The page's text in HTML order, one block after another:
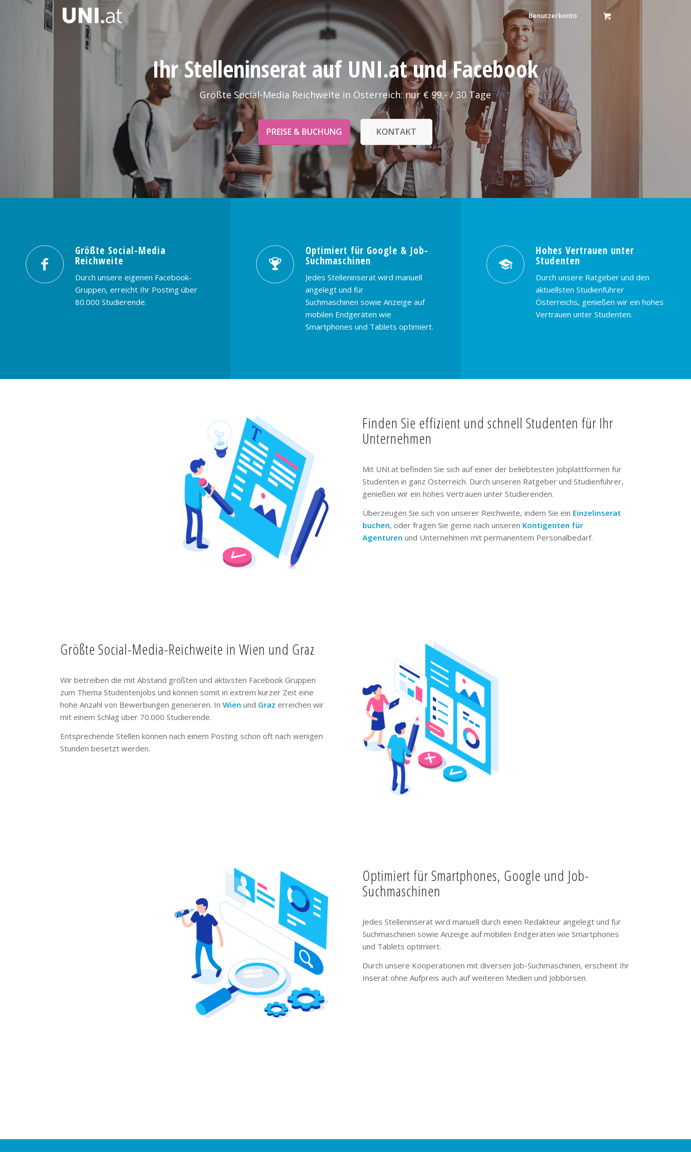
Benutzerkonto
Ihr Stelleninserat auf UNI.at und Facebook
Größte Social-Media Reichweite in Österreich: nur € 99,- / 30 Tage
PREISE & BUCHUNG KONTAKT
Größte Social-Media
Reichweite
Durch unsere eigenen Facebook-
Gruppen, erreicht Ihr Posting über
80.000 Studierende.
Optimiert für Google & Job-
Suchmaschinen
Jedes Stelleninserat wird manuell
angelegt und für
Suchmaschinen sowie Anzeige auf
mobilen Endgeräten wie
Smartphones und Tablets optimiert.
Hohes Vertrauen unter
Studenten
Durch unsere Ratgeber und den
aktuellsten Studienführer
Österreichs, genießen wir ein hohes
Vertrauen unter Studenten.
Finden Sie effizient und schnell Studenten für Ihr
Unternehmen
Mit UNI.at befinden Sie sich auf einer der beliebtesten Jobplattformen für
Studenten in ganz Österreich. Durch unseren Ratgeber und Studienführer,
genießen wir ein hohes Vertrauen unter Studierenden.
Überzeugen Sie sich von unserer Reichweite, indem Sie ein Einzelinserat
buchen, oder fragen Sie gerne nach unseren Kontigenten für
Agenturen und Unternehmen mit permanentem Personalbedarf.
Größte Social-Media-Reichweite in Wien und Graz
Wir betreiben die mit Abstand größten und aktivsten Facebook Gruppen
zum Thema Studentenjobs und können somit in extrem kurzer Zeit eine
hohe Anzahl von Bewerbungen generieren. InWien und Graz erreichen wir
mit einem Schlag über 70.000 Studierende.
Entsprechende Stellen können nach einem Posting schon oft nach wenigen
Stunden besetzt werden.
Optimiert für Smartphones, Google und Job-
Suchmaschinen
Jedes Stelleninserat wird manuell durch einen Redakteur angelegt und für
Suchmaschinen sowie Anzeige auf mobilen Endgeräten wie Smartphones
und Tablets optimiert.
Durch unsere Kooperationen mit diversen Job-Suchmaschinen, erscheint Ihr
Inserat ohne Aufpreis auch auf weiteren Medien und Jobbörsen.